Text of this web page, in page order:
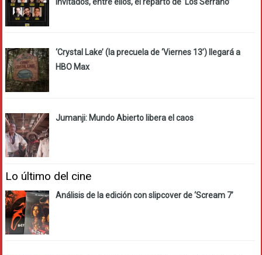
‘Crystal Lake’ (la precuela de ‘Viernes 13’) llegará a
HBO Max
Jumanji: Mundo Abierto libera el caos
Lo último del cine
Análisis de la edición con slipcover de ‘Scream 7’